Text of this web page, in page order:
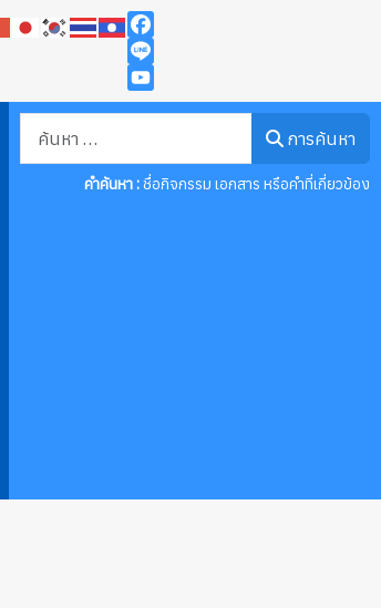
YouTube
การค้นหา
คำค้นหา :ชื่อกิจกรรม เอกสาร หรือคำที่เกี่ยวข้อง